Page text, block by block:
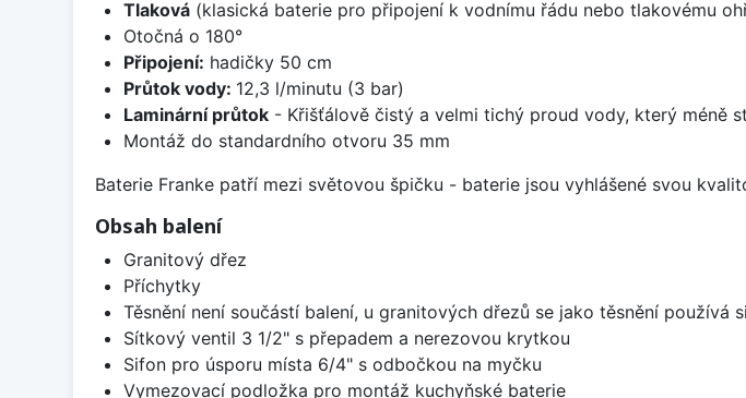
Tlaková(klasická baterie pro připojení k vodnímu řádu nebo tlakovému
Otočná o 180°
Připojení: hadičky 50 cm
Průtok vody: 12,3 l/minutu (3 bar)
Laminární průtok- Křišťálově čistý a velmi tichý proud vody, který méně
Montáž do standardního otvoru 35 mm
Baterie Franke patří mezi světovou špičku - baterie jsou vyhlášené svou
Obsah balení
Granitový dřez
Příchytky
Těsnění není součástí balení, u granitových dřezů se jako těsnění používá
Sítkový ventil 3 1/2" s přepadem a nerezovou krytkou
Sifon pro úsporu místa 6/4" s odbočkou na myčku
Vymezovací podložka pro montáž kuchyňské baterie